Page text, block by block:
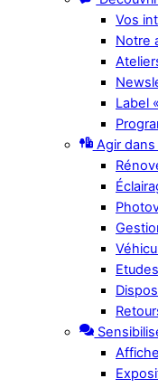
Vos
Notre
Label
Agir dans